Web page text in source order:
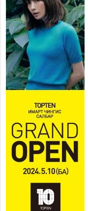
2026 оны 7 сар 22 / 9 цаг 28
ирдэг
2026 оны 7 сар 21 / 16 цаг 47
Тусгай замын автобус /
хорооны ээлжит хуралдаан
Ерөнхий сайд Н.Учрал
суугаа Элчин сайд Шэнь
авч уулзав
2026 оны 7 сар 21 / 16 цаг 39
БҮГД НАЙРАМДАХ
ЭДИЙН ЗАСГИЙН
ӨРГӨЖҮҮЛНЭ
2026 оны 7 сар 21 / 16 цаг 34
26,992 суралцагч хотхоны
суралцагч төрөлжсөн